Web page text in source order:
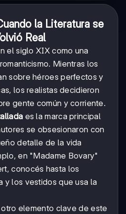
la Literatura se
Real
el siglo XIX como una
Mientras los
sobre héroes perfectos y
los realistas decidieron
gente común y corriente.
es la marca principal
se obsesionaron con
detalle de la vida
en "Madame Bovary"
conocés hasta los
y los vestidos que usa la
elemento clave de este